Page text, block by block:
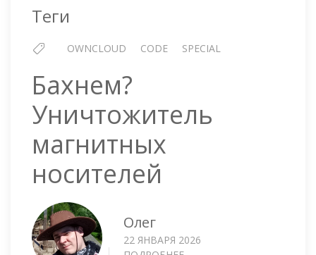
Теги
OWNCLOUD CODE SPECIAL
Бахнем?
Уничтожитель
магнитных
носителей
Олег
22 ЯНВАРЯ 2026